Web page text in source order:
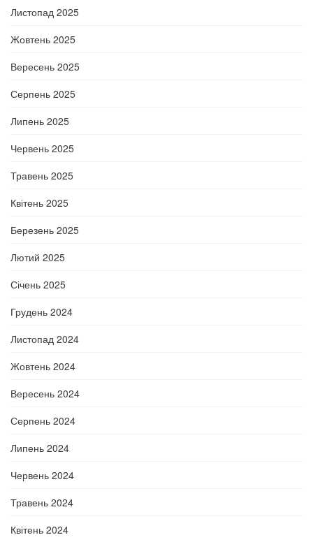
Листопад 2025
Жовтень 2025
Вересень 2025
Серпень 2025
Липень 2025
Червень 2025
Травень 2025
Квітень 2025
Березень 2025
Лютий 2025
Січень 2025
Грудень 2024
Листопад 2024
Жовтень 2024
Вересень 2024
Серпень 2024
Липень 2024
Червень 2024
Травень 2024
Квітень 2024